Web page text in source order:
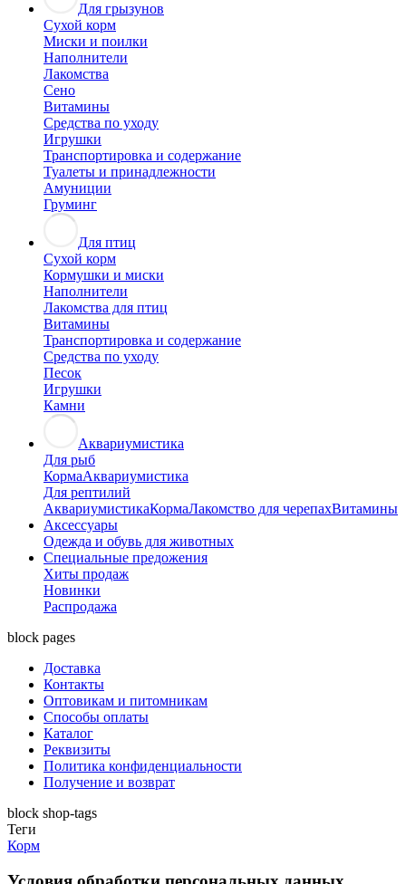
Для грызунов
Сухой корм
Миски и поилки
Наполнители
Лакомства
Сено
Витамины
Средства по уходу
Игрушки
Транспортировка и содержание
Туалеты и принадлежности
Амуниции
Груминг
Для птиц
Сухой корм
Кормушки и миски
Наполнители
Лакомства для птиц
Витамины
Транспортировка и содержание
Средства по уходу
Песок
Игрушки
Камни
Аквариумистика
Для рыб
КормаАквариумистика
Для рептилий
АквариумистикаКормаЛакомство для черепахВитамины
Аксессуары
Одежда и обувь для животных
Специальные предожения
Хиты продаж
Новинки
Распродажа
block pages
Доставка
Контакты
Оптовикам и питомникам
Способы оплаты
Каталог
Реквизиты
Политика конфиденциальности
Получение и возврат
block shop-tags
Теги
Корм